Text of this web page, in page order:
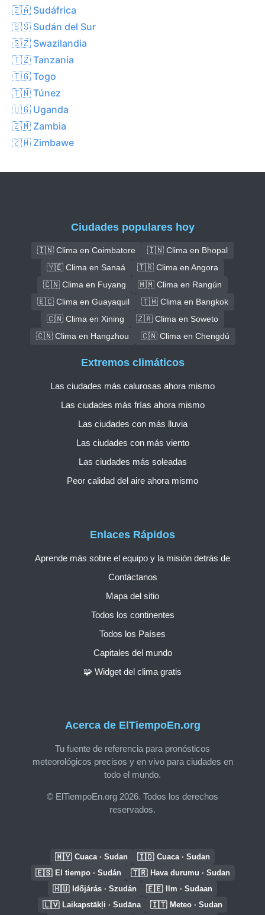
🇿🇦 Sudáfrica
🇸🇸 Sudán del Sur
🇸🇿 Swazilandia
🇹🇿 Tanzania
🇹🇬 Togo
🇹🇳 Túnez
🇺🇬 Uganda
🇿🇲 Zambia
🇿🇼 Zimbawe
Ciudades populares hoy
🇮🇳 Clima en Coimbatore
🇮🇳 Clima en Bhopal
🇾🇪 Clima en Sanaá
🇹🇷 Clima en Angora
🇨🇳 Clima en Fuyang
🇲🇲 Clima en Rangún
🇪🇨 Clima en Guayaquil
🇹🇭 Clima en Bangkok
🇨🇳 Clima en Xining
🇿🇦 Clima en Soweto
🇨🇳 Clima en Hangzhou
🇨🇳 Clima en Chengdú
Acerca de ElTiempoEn.org
Tu fuente de referencia para pronósticos
meteorológicos precisos y en vivo para ciudades en
todo el mundo.
© ElTiempoEn.org 2026. Todos los derechos
reservados.
Enlaces Rápidos
Aprende más sobre el equipo y la misión detrás de
Contáctanos
Mapa del sitio
Todos los continentes
Todos los Países
Capitales del mundo
🧩 Widget del clima gratis
Extremos climáticos
Las ciudades más calurosas ahora mismo
Las ciudades más frías ahora mismo
Las ciudades con más lluvia
Las ciudades con más viento
Las ciudades más soleadas
Peor calidad del aire ahora mismo
🇲🇾 Cuaca · Sudan 🇮🇩 Cuaca · Sudan
🇪🇸 El tiempo · Sudán 🇹🇷 Hava durumu · Sudan
🇭🇺 Időjárás · Szudán 🇪🇪 Ilm · Sudaan
🇱🇻 Laikapstākļi · Sudāna 🇮🇹 Meteo · Sudan